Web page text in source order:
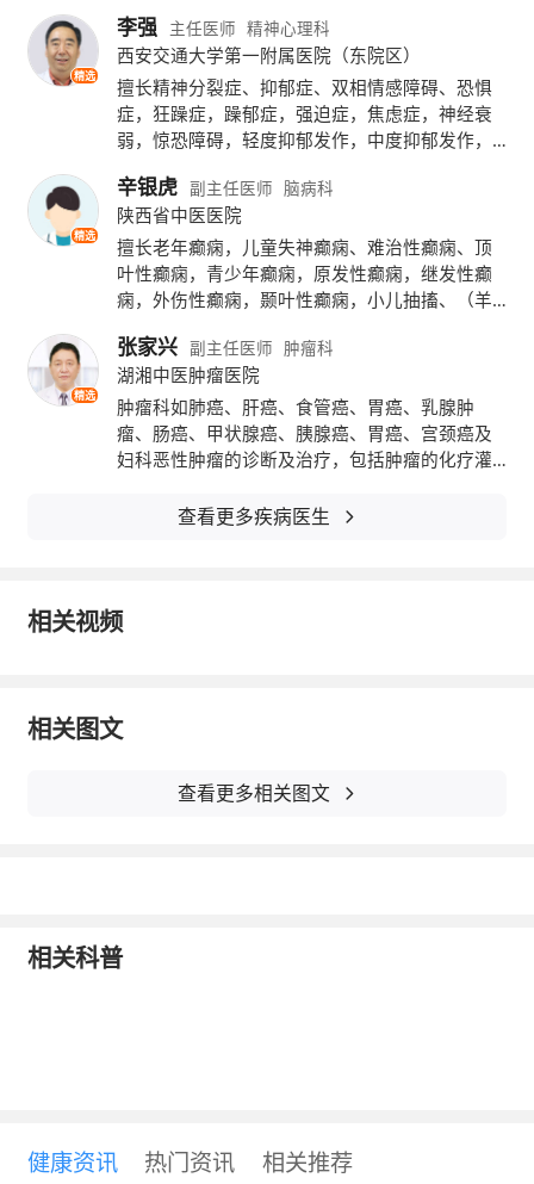
兰•赫吉博士建议，办公室一族每工作90分
钟，应该起身站立8分钟，走动拉伸2分钟。
（以上内容仅授权39健康网独家使用，未经版
权方授权请勿转载。）
2015-10-16
举报/反馈
本内容不能代替面诊，如有不适请尽快就医
精选
李强 主任医师 精神心理科
西安交通大学第一附属医院（东院区）
擅长精神分裂症、抑郁症、双相情感障碍、恐惧
症，狂躁症，躁郁症，强迫症，焦虑症，神经衰
弱，惊恐障碍，轻度抑郁发作，中度抑郁发作，
作，轻度人格障碍，脑瘫，面瘫，头晕，头痛，
帕金森，三叉神经痛，眩晕症，被害妄想症，急
性应激反应，躯体疾病所致精神障碍，神经性贪
食，社交恐惧症，精神障碍，电休克治疗、心理
治疗及神经症的病因与防治研究。
精选
辛银虎 副主任医师 脑病科
陕西省中医医院
擅长老年癫痫，儿童失神癫痫、难治性癫痫、顶
叶性癫痫，青少年癫痫，原发性癫痫，继发性癫
痫，外伤性癫痫，颞叶性癫痫，小儿抽搐、（羊
疯、猪婆疯）、神经性头痛，眩晕症，脑瘫，面
瘫，头晕，头痛，晕厥，睡眠障碍，脑供血不
足，三叉神经损伤，慢性偏头痛，帕金森，三叉
神经痛，失神癫痫，痴呆，功能性震颤，意向性
震颤，阿茨海默病，失神发作，惊厥性癫痫，智
精选
张家兴 副主任医师 肿瘤科
湖湘中医肿瘤医院
肿瘤科如肺癌、肝癌、食管癌、胃癌、乳腺肿
瘤、肠癌、甲状腺癌、胰腺癌、胃癌、宫颈癌及
妇科恶性肿瘤的诊断及治疗，包括肿瘤的化疗灌
静脉造影、经皮注射无水酒精治疗肿瘤、脾动脉
查看更多疾病医生
相关视频
相关图文
查看更多相关图文
相关科普
健康资讯 热门资讯 相关推荐